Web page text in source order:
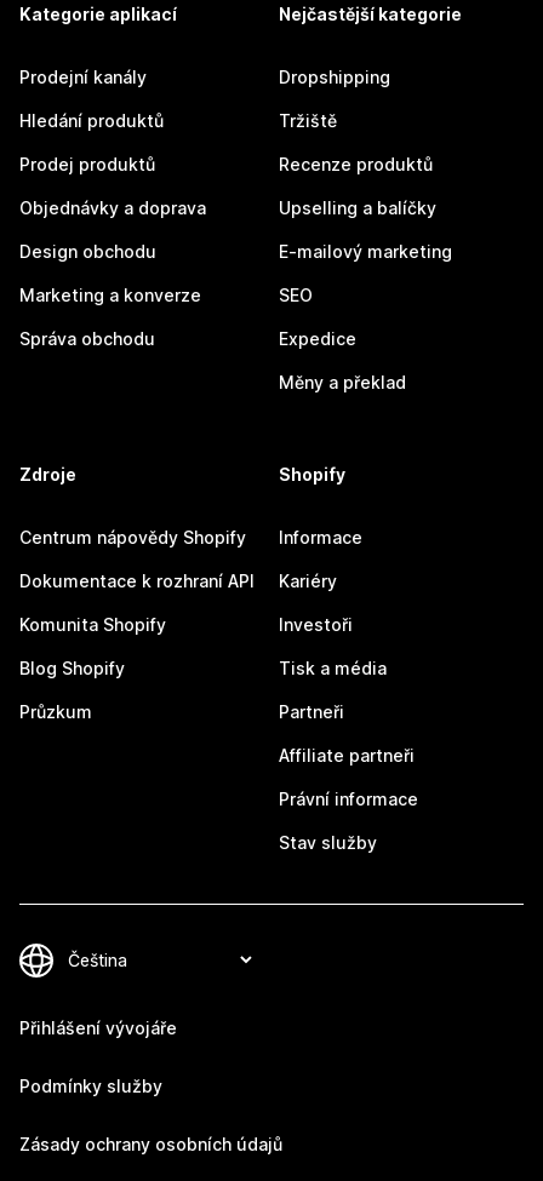
Kategorie aplikací
Prodejní kanály
Hledání produktů
Prodej produktů
Objednávky a doprava
Design obchodu
Marketing a konverze
Správa obchodu
Nejčastější kategorie
Dropshipping
Tržiště
Recenze produktů
Upselling a balíčky
E-mailový marketing
SEO
Expedice
Měny a překlad
Zdroje
Centrum nápovědy Shopify
Dokumentace k rozhraní API
Komunita Shopify
Blog Shopify
Průzkum
Shopify
Informace
Kariéry
Investoři
Tisk a média
Partneři
Affiliate partneři
Právní informace
Stav služby
Přihlášení vývojáře
Podmínky služby
Zásady ochrany osobních údajů